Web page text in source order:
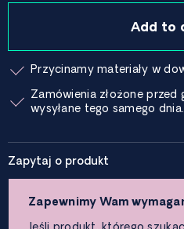
Add to
Przycinamy materiały w
Zamówienia złożone
wysyłane tego samego dnia.
Zapytaj o produkt
Zapewnimy Wam